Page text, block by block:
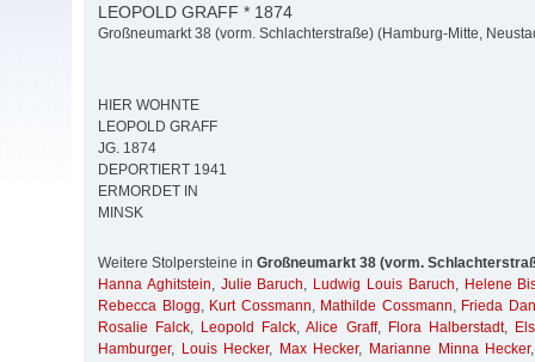
LEOPOLD GRAFF * 1874
Großneumarkt 38 (vorm. Schlachterstraße) (Hamburg-Mitte,
HIER WOHNTE
LEOPOLD GRAFF
JG. 1874
DEPORTIERT 1941
ERMORDET IN
MINSK
Weitere Stolpersteine in Großneumarkt 38 (vorm.
Hanna Aghitstein, Julie Baruch, Ludwig Louis Baruch, Helene
Rebecca Blogg, Kurt Cossmann, Mathilde Cossmann, Frieda
Rosalie Falck, Leopold Falck,Alice Graff, Flora Halberstadt,
Hamburger, Louis Hecker, Max Hecker, Marianne Minna Hecker